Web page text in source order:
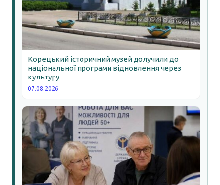
Корецький історичний музей долучили до
національної програми відновлення через
культуру
07.08.2026